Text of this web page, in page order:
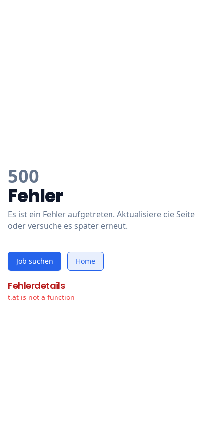
500
Fehler
Es ist ein Fehler aufgetreten. Aktualisiere die Seite
oder versuche es später erneut.
Job suchen Home
Fehlerdetails
t.at is not a function